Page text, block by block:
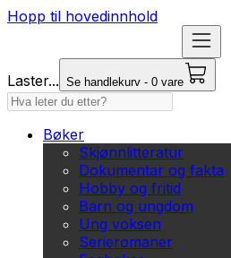
Hopp til hovedinnhold
Laster... Se handlekurv - 0 vare
Bøker
Skjønnlitteratur
Dokumentar og fakta
Hobby og fritid
Barn og ungdom
Ung voksen
Serieromaner